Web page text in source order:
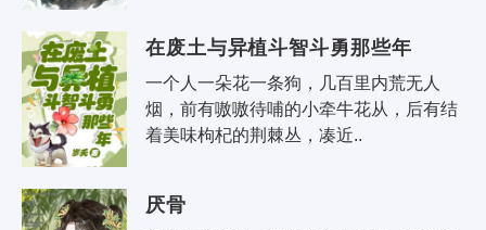
在废土与异植斗智斗勇那些年
一个人一朵花一条狗，几百里内荒无人
烟，前有嗷嗷待哺的小牵牛花从，后有结
着美味枸杞的荆棘丛，凑近..
厌骨